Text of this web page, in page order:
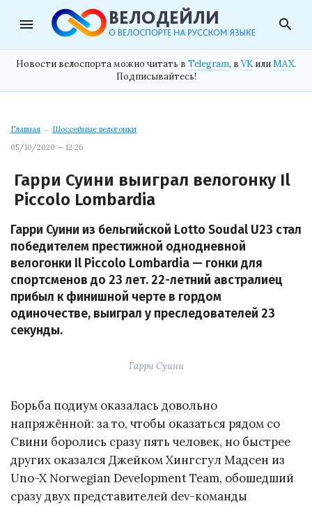
menu search
Новости велоспорта можно читать в Telegram, в VK илиMAX.
Подписывайтесь!
Главная → Шоссейные велогонки
05/10/2020 — 12:26
Гарри Суини выиграл велогонку Il
Piccolo Lombardia
Гарри Суини из бельгийской Lotto Soudal U23 стал
победителем престижной однодневной
велогонки Il Piccolo Lombardia — гонки для
спортсменов до 23 лет. 22-летний австралиец
прибыл к финишной черте в гордом
одиночестве, выиграл у преследователей 23
секунды.
Гарри Суини
Борьба подиум оказалась довольно
напряжённой: за то, чтобы оказаться рядом со
Свини боролись сразу пять человек, но быстрее
других оказался Джейком Хингсгул Мадсен из
Uno-X Norwegian Development Team, обошедший
сразу двух представителей dev-команды